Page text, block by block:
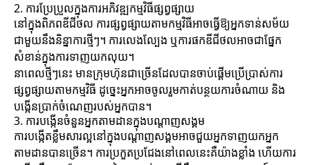
2. ការប្រែប្រួលក្នុងការអភិវឌ្ឍកម្មវិធីផ្សព្វផ្សាយ
នៅក្នុងពិភពឌីជីថល ការផ្សព្វផ្សាយតាមកម្មវិធីអាចធ្វើឱ្យអ្នកទាន់សម័យ
ជាមួយនឹងនិន្នាការថ្មីៗ។ ការលេងល្បែង ឬការផកឌីជីថលអាចជាផ្នែក
សំខាន់ក្នុងការទាញយកលុយ។
នាពេលថ្មីៗនេះ មានក្រុមហ៊ុនជាច្រើនដែលបានចាប់ផ្តើមប្រើប្រាស់ការ
ផ្សព្វផ្សាយតាមកម្មវិធី ដូច្នេះអ្នកអាចចូលរួមកាត់បន្ថយការចំណាយ និង
បង្កើនប្រាក់ចំណេញរបស់អ្នកបាន។
3. ការបង្កើនចំនួនអ្នកតាមដានក្នុងបណ្តាញសង្គម
ការបង្កើតខ្លឹមសារល្អនៅក្នុងបណ្តាញសង្គមអាចជួយអ្នកទាញយកអ្នក
តាមដានបានច្រើន។ ការប្រកួតប្រជែងនៅពេលនេះគឺយ៉ាងខ្លាំង ហើយការ